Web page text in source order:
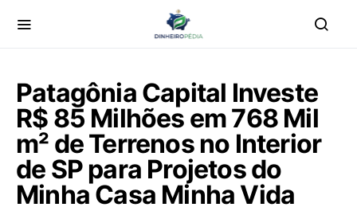
Patagônia Capital Investe
R$ 85 Milhões em 768 Mil
m² de Terrenos no Interior
de SP para Projetos do
Minha Casa Minha Vida